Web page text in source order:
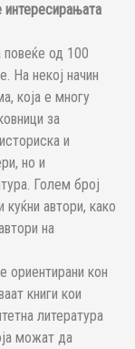
интересирањата
повеќе од 100
На некој начин
која е многу
за
и
но и
Голем број
куќни автори, како
на
ориентирани кон
книги кои
литература
можат да